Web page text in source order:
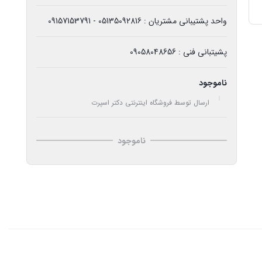
واحد پشتیبانی مشتریان : 05135092816 - 09157153791
پشیتبانی فنی : 09058048656
ناموجود
ارسال توسط فروشگاه اینترنتی دکتر اسپرت
ناموجود